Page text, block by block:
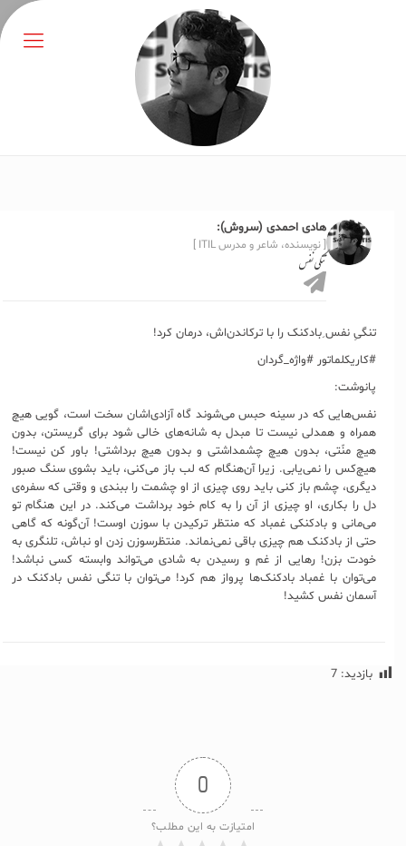
هادی احمدی (سروش):
[ نویسنده، شاعر و مدرس ITIL ]
تنگی نفس
تنگیِ نفس ِبادکنک را با ترکاندن‌اش، درمان کرد!
#کاریکلماتور #واژه_گردان
پانوشت:
نفس‌هایی که در سینه حبس می‌شوند گاه آزادی‌اشان سخت است، گویی هیچ
همراه و همدلی نیست تا مبدل به شانه‌های خالی شود برای گریستن، بدون
هیچ منّتی، بدون هیچ چشمداشتی و بدون هیچ برداشتی! باور کن نیست!
هیچ‌کس را نمی‌یابی. زیرا آن‌هنگام که لب باز می‌کنی، باید بشوی سنگ صبور
دیگری، چشم باز کنی باید روی چیزی از او چشمت را ببندی و وقتی که سفره‌ی
دل را بکاری، او چیزی از آن را به کام خود برداشت می‌کند. در این هنگام تو
می‌مانی و بادکنکی غمباد که منتظر ترکیدن با سوزن اوست! آن‌گونه که گاهی
حتی از بادکنک هم چیزی باقی نمی‌نماند. منتظرسوزن زدن او نباش، تلنگری به
خودت بزن! رهایی از غم و رسیدن به شادی می‌تواند وابسته کسی نباشد!
می‌توان با غمباد بادکنک‌ها پرواز هم کرد! می‌توان با تنگی‌ نفس بادکنک در
آسمان نفس کشید!
بازدید: 7
0
امتیازت به این مطلب؟